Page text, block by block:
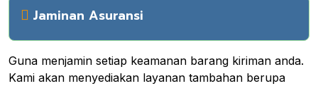
Jaminan Asuransi
Guna menjamin setiap keamanan barang kiriman anda.
Kami akan menyediakan layanan tambahan berupa